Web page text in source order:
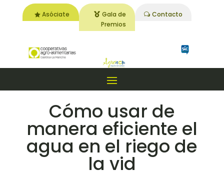
Asóciate
Gala de
Premios
Contacto
Cómo usar de
manera eficiente el
agua en el riego de
la vid